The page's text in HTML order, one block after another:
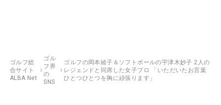
ゴルフ総
合サイト
ALBA Net
ゴル
フ界
の
SNS
ゴルフの岡本綾子＆ソフトボールの宇津木妙子 2人の
レジェンドと同席した女子プロ 「いただいたお言葉
ひとつひとつを胸に頑張ります」